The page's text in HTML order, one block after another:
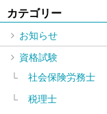
カテゴリー
お知らせ
資格試験
社会保険労務士
税理士